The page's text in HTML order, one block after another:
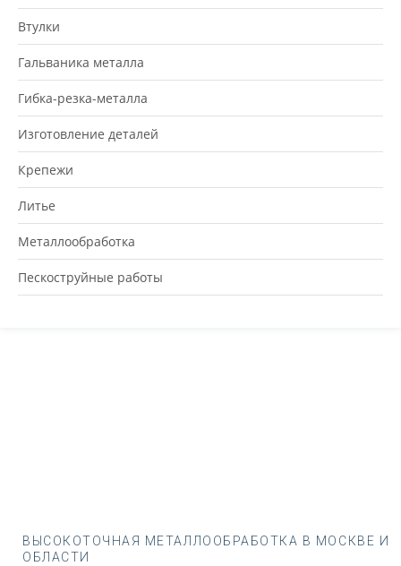
Втулки
Гальваника металла
Гибка-резка-металла
Изготовление деталей
Крепежи
Литье
Металлообработка
Пескоструйные работы
ВЫСОКОТОЧНАЯ МЕТАЛЛООБРАБОТКА В МОСКВЕ И
ОБЛАСТИ